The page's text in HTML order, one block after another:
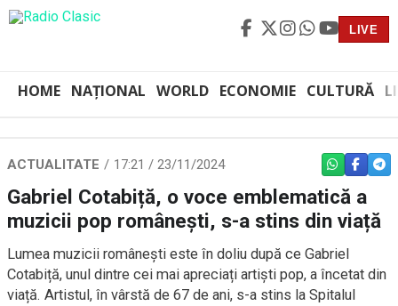
LIVE
HOME NAȚIONAL WORLD ECONOMIE CULTURĂ
ACTUALITATE 17:21 / 23/11/2024 WHATSAPP
Gabriel Cotabiță, o voce emblematică a
muzicii pop românești, s-a stins din viață
Lumea muzicii românești este în doliu după ce Gabriel
Cotabiță, unul dintre cei mai apreciați artiști pop, a încetat din
viață. Artistul, în vârstă de 67 de ani, s-a stins la Spitalul